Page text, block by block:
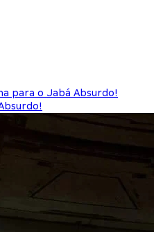
para o Jabá Absurdo!